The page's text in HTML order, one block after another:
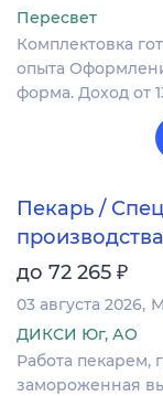
Пересвет
Комплектовка
опыта
форма. Доход от
Пекарь /
производства
до 72 265 ₽
03 августа 2026
ДИКСИ Юг, АО
Работа пекарем,
замороженная